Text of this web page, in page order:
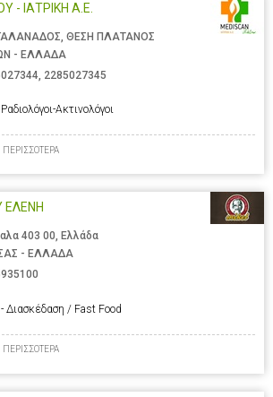
- ΙΑΤΡΙΚΗ Α.Ε.
ΘΕΣΗ ΠΛΑΤΑΝΟΣ
- ΕΛΛΑΔΑ
, 2285027345
Ακτινολόγοι
ΠΕΡΙΣΣΟΤΕΡΑ
ΕΛΕΝΗ
403 00, Ελλάδα
- ΕΛΛΑΔΑ
Διασκέδαση / Fast Food
ΠΕΡΙΣΣΟΤΕΡΑ